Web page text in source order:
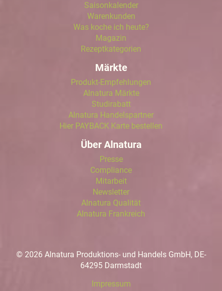
Saisonkalender
Warenkunden
Was koche ich heute?
Magazin
Rezeptkategorien
Märkte
Produkt-Empfehlungen
Alnatura Märkte
Studirabatt
Alnatura Handelspartner
Hier PAYBACK Karte bestellen
Über Alnatura
Presse
Compliance
Mitarbeit
Newsletter
Alnatura Qualität
Alnatura Frankreich
© 2026 Alnatura Produktions- und Handels GmbH, DE-
64295 Darmstadt
Impressum